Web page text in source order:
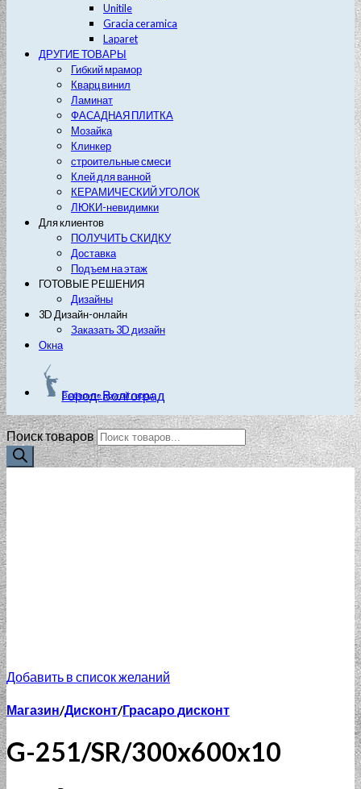
Unitile
Gracia ceramica
Laparet
ДРУГИЕ ТОВАРЫ
Гибкий мрамор
Кварц винил
Ламинат
ФАСАДНАЯ ПЛИТКА
Мозайка
Клинкер
строительные смеси
Клей для ванной
КЕРАМИЧЕСКИЙ УГОЛОК
ЛЮКИ-невидимки
Для клиентов
ПОЛУЧИТЬ СКИДКУ
Доставка
Подъем на этаж
ГОТОВЫЕ РЕШЕНИЯ
Дизайны
3D Дизайн-онлайн
Заказать 3D дизайн
Окна
Город: Волгоград
Выберите другой город
Поиск товаров
Добавить в список желаний
Магазин/Дисконт/Грасаро дисконт
G-251/SR/300x600x10